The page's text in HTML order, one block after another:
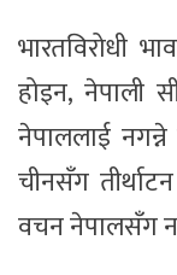
भारतविरोधी
होइन, नेपाली
नेपाललाई
चीनसँग
वचन नेपालसँग